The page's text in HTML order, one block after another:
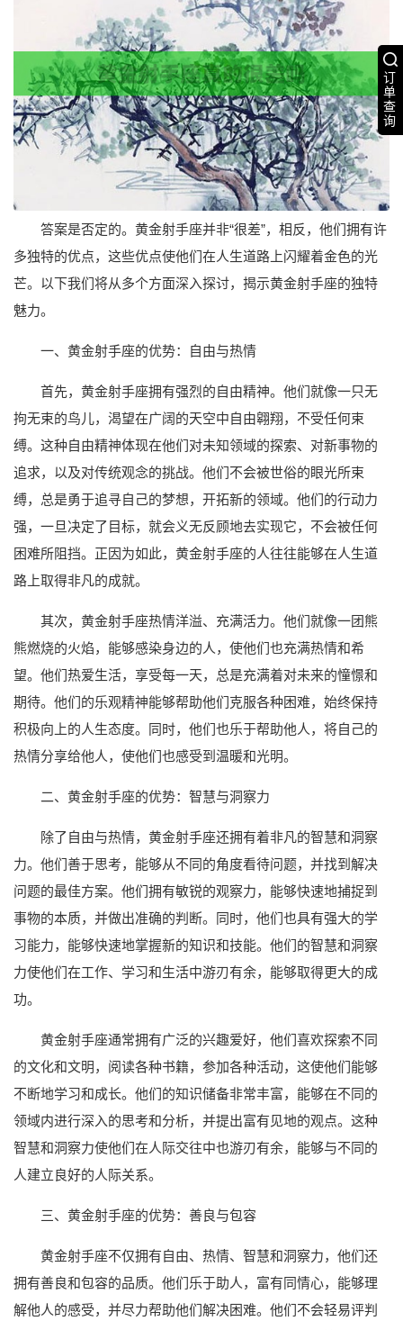
订
单
查
询
答案是否定的。黄金射手座并非“很差”，相反，他们拥有许
多独特的优点，这些优点使他们在人生道路上闪耀着金色的光
芒。以下我们将从多个方面深入探讨，揭示黄金射手座的独特
魅力。
一、黄金射手座的优势：自由与热情
首先，黄金射手座拥有强烈的自由精神。他们就像一只无
拘无束的鸟儿，渴望在广阔的天空中自由翱翔，不受任何束
缚。这种自由精神体现在他们对未知领域的探索、对新事物的
追求，以及对传统观念的挑战。他们不会被世俗的眼光所束
缚，总是勇于追寻自己的梦想，开拓新的领域。他们的行动力
强，一旦决定了目标，就会义无反顾地去实现它，不会被任何
困难所阻挡。正因为如此，黄金射手座的人往往能够在人生道
路上取得非凡的成就。
其次，黄金射手座热情洋溢、充满活力。他们就像一团熊
熊燃烧的火焰，能够感染身边的人，使他们也充满热情和希
望。他们热爱生活，享受每一天，总是充满着对未来的憧憬和
期待。他们的乐观精神能够帮助他们克服各种困难，始终保持
积极向上的人生态度。同时，他们也乐于帮助他人，将自己的
热情分享给他人，使他们也感受到温暖和光明。
二、黄金射手座的优势：智慧与洞察力
除了自由与热情，黄金射手座还拥有着非凡的智慧和洞察
力。他们善于思考，能够从不同的角度看待问题，并找到解决
问题的最佳方案。他们拥有敏锐的观察力，能够快速地捕捉到
事物的本质，并做出准确的判断。同时，他们也具有强大的学
习能力，能够快速地掌握新的知识和技能。他们的智慧和洞察
力使他们在工作、学习和生活中游刃有余，能够取得更大的成
功。
黄金射手座通常拥有广泛的兴趣爱好，他们喜欢探索不同
的文化和文明，阅读各种书籍，参加各种活动，这使他们能够
不断地学习和成长。他们的知识储备非常丰富，能够在不同的
领域内进行深入的思考和分析，并提出富有见地的观点。这种
智慧和洞察力使他们在人际交往中也游刃有余，能够与不同的
人建立良好的人际关系。
三、黄金射手座的优势：善良与包容
黄金射手座不仅拥有自由、热情、智慧和洞察力，他们还
拥有善良和包容的品质。他们乐于助人，富有同情心，能够理
解他人的感受，并尽力帮助他们解决困难。他们不会轻易评判